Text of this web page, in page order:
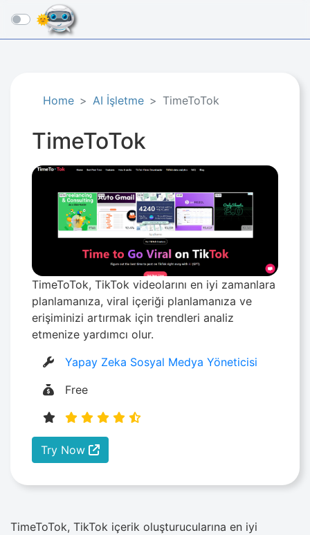
☰
Home AI İşletme​ TimeToTok
TimeToTok
TimeToTok, TikTok videolarını en iyi zamanlara
planlamanıza, viral içeriği planlamanıza ve
erişiminizi artırmak için trendleri analiz
etmenize yardımcı olur.
Yapay Zeka Sosyal Medya Yöneticisi
Free
Try Now
TimeToTok, TikTok içerik oluşturucularına en iyi